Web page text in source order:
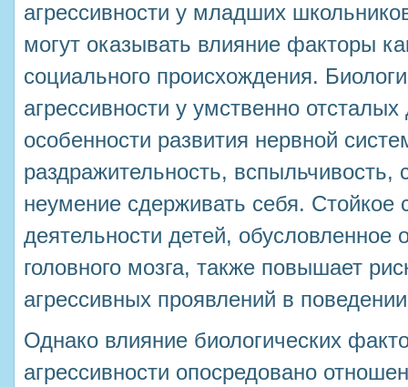
агрессивности у младших
могут оказывать влияние факторы
социального происхождения.
агрессивности у умственно отсталых
особенности развития нервной
раздражительность,
неумение сдерживать себя. Стойкое
деятельности детей, обусловленное
головного мозга, также повышает
агрессивных проявлений в
Однако влияние биологических
агрессивности опосредовано